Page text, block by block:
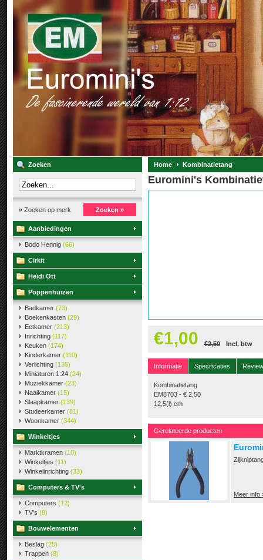
Zoeken
» Zoeken op merk Zoeken »
Aanbiedingen
Bodo Hennig (66)
Cirkit
Heidi Ott
Poppenhuizen
Badkamer (73)
Boekenkasten (29)
Eetkamer (213)
Inrichting (117)
Keuken (174)
Kinderkamer (110)
Verlichting (135)
Miniaturen 1:24 (24)
Muziekkamer (23)
Naaikamer (15)
Slaapkamer (139)
Studeerkamer (81)
Woonkamer (344)
Winkeltjes
Marktkramen (10)
Winkeltjes (11)
Winkelinrichting (33)
Computers & TV's
Computers (12)
TV's (8)
Bouwelementen
Beslag (25)
Trappen (8)
Home Kombinatietang
Euromini's
€1,00 €2,50 Incl. btw
Informatie Specificaties
Kombinatietang
EM8703 - € 2,50
12,5(l) cm
Gerelateerde producten
Meer info